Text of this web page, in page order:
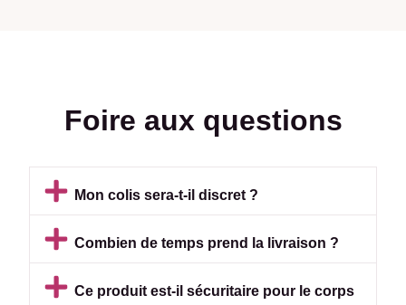
Foire aux questions
Mon colis sera-t-il discret ?
Combien de temps prend la livraison ?
Ce produit est-il sécuritaire pour le corps